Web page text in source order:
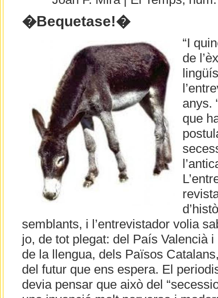
�Bequetase!�
“I
de
anys.
que
semblants, i l’entrevistador volia
jo, de tot plegat: del País Valencià
de la llengua, dels Països
del futur que ens espera. El
devia pensar que això del